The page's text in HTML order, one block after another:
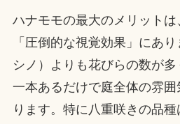
ハナモモの最大のメリット
「圧倒的な視覚効果」にあ
シノ）よりも花びらの数が多
一本あるだけで庭全体の雰
ります。特に八重咲きの品